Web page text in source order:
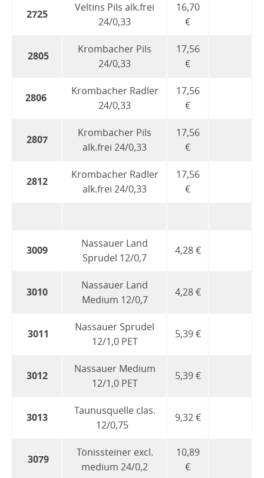
2725
Veltins Pils alk.frei
24/0,33
16,70
€
2805
Krombacher Pils
24/0,33
17,56
€
2806
Krombacher Radler
24/0,33
17,56
€
2807
Krombacher Pils
alk.frei 24/0,33
17,56
€
2812
Krombacher Radler
alk.frei 24/0,33
17,56
€
3009
Nassauer Land
Sprudel 12/0,7
4,28 €
3010
Nassauer Land
Medium 12/0,7
4,28 €
3011
Nassauer Sprudel
12/1,0 PET
5,39 €
3012
Nassauer Medium
12/1,0 PET
5,39 €
3013
Taunusquelle clas.
12/0,75
9,32 €
3079
Tönissteiner excl.
medium 24/0,2
10,89
€